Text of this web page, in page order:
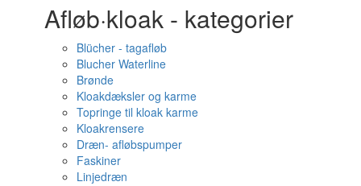
Afløb·kloak - kategorier
Blücher - tagafløb
Blucher Waterline
Brønde
Kloakdæksler og karme
Topringe til kloak karme
Kloakrensere
Dræn- afløbspumper
Faskiner
Linjedræn